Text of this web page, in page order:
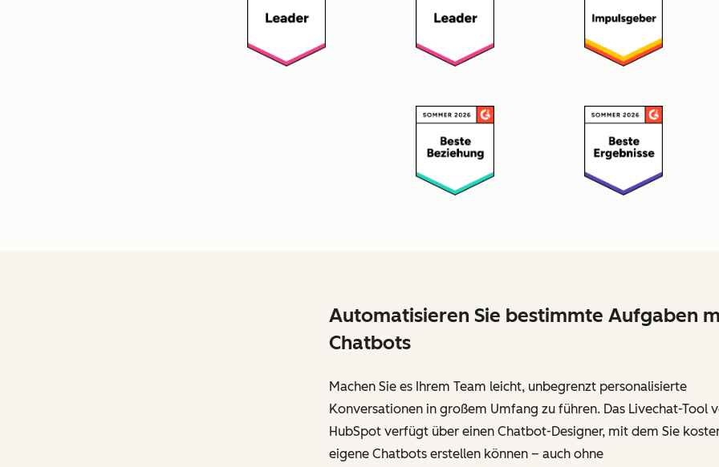
Automatisieren Sie bestimmte Aufgaben
Chatbots
Machen Sie es Ihrem Team leicht, unbegrenzt personalisierte
Konversationen in großem Umfang zu führen. Das Livechat-Tool
HubSpot verfügt über einen Chatbot-Designer, mit dem Sie
eigene Chatbots erstellen können – auch ohne